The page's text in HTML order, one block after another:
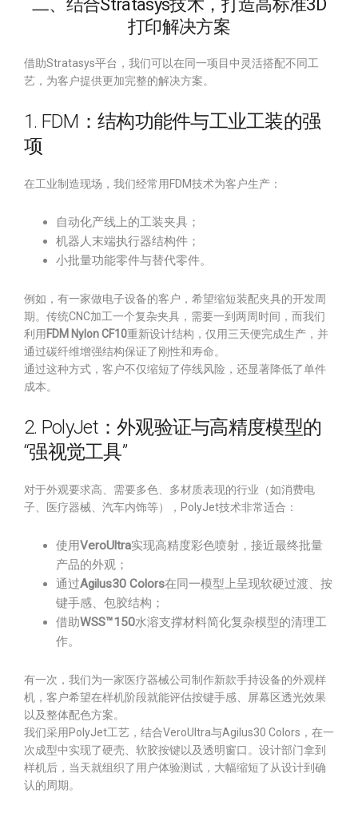
二、结合Stratasys技术，打造高标准3D
打印解决方案
借助Stratasys平台，我们可以在同一项目中灵活搭配不同工
艺，为客户提供更加完整的解决方案。
1. FDM：结构功能件与工业工装的强
项
在工业制造现场，我们经常用FDM技术为客户生产：
自动化产线上的工装夹具；
机器人末端执行器结构件；
小批量功能零件与替代零件。
例如，有一家做电子设备的客户，希望缩短装配夹具的开发周
期。传统CNC加工一个复杂夹具，需要一到两周时间，而我们
利用 FDM Nylon CF10重新设计结构，仅用三天便完成生产，并
通过碳纤维增强结构保证了刚性和寿命。
通过这种方式，客户不仅缩短了停线风险，还显著降低了单件
成本。
2. PolyJet：外观验证与高精度模型的
“强视觉工具”
对于外观要求高、需要多色、多材质表现的行业（如消费电
子、医疗器械、汽车内饰等），PolyJet技术非常适合：
使用VeroUltra实现高精度彩色喷射，接近最终批量
产品的外观；
通过Agilus30 Colors在同一模型上呈现软硬过渡、按
键手感、包胶结构；
借助WSS™150水溶支撑材料简化复杂模型的清理工
作。
有一次，我们为一家医疗器械公司制作新款手持设备的外观样
机，客户希望在样机阶段就能评估按键手感、屏幕区透光效果
以及整体配色方案。
我们采用PolyJet工艺，结合VeroUltra与Agilus30 Colors，在一
次成型中实现了硬壳、软胶按键以及透明窗口。设计部门拿到
样机后，当天就组织了用户体验测试，大幅缩短了从设计到确
认的周期。